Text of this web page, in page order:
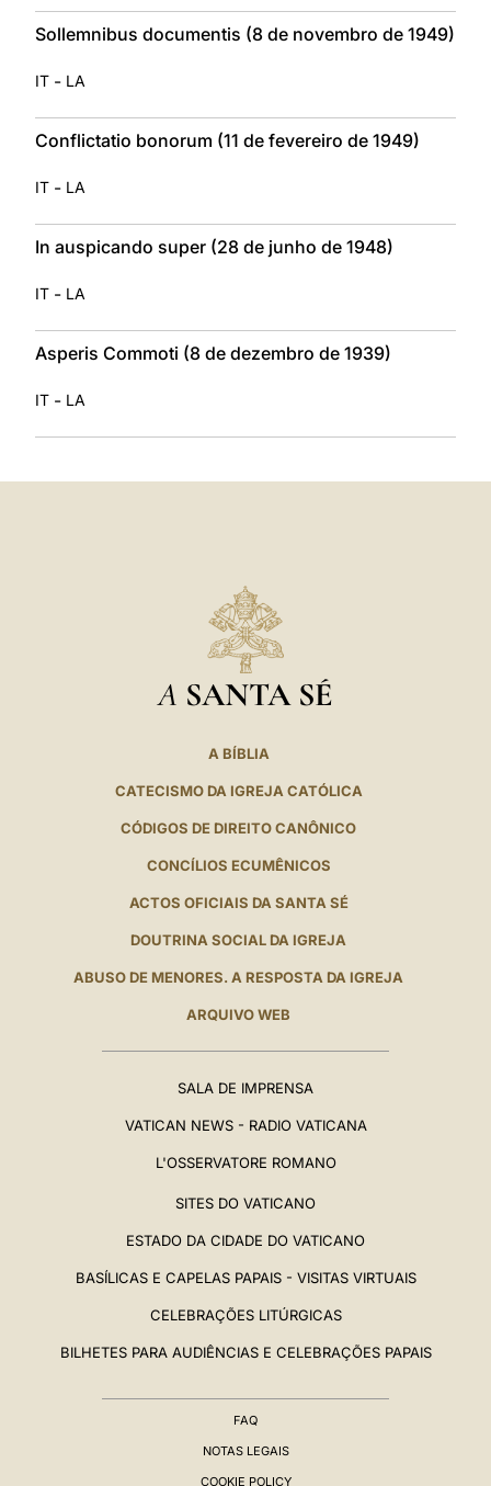
Sollemnibus documentis (8 de novembro de 1949)
IT - LA
Conflictatio bonorum (11 de fevereiro de 1949)
IT - LA
In auspicando super (28 de junho de 1948)
IT - LA
Asperis Commoti (8 de dezembro de 1939)
IT - LA
A SANTA SÉ
A BÍBLIA
CATECISMO DA IGREJA CATÓLICA
CÓDIGOS DE DIREITO CANÔNICO
CONCÍLIOS ECUMÊNICOS
ACTOS OFICIAIS DA SANTA SÉ
DOUTRINA SOCIAL DA IGREJA
ABUSO DE MENORES. A RESPOSTA DA IGREJA
ARQUIVO WEB
SALA DE IMPRENSA
VATICAN NEWS - RADIO VATICANA
L'OSSERVATORE ROMANO
SITES DO VATICANO
ESTADO DA CIDADE DO VATICANO
BASÍLICAS E CAPELAS PAPAIS - VISITAS VIRTUAIS
CELEBRAÇÕES LITÚRGICAS
BILHETES PARA AUDIÊNCIAS E CELEBRAÇÕES PAPAIS
FAQ
NOTAS LEGAIS
COOKIE POLICY